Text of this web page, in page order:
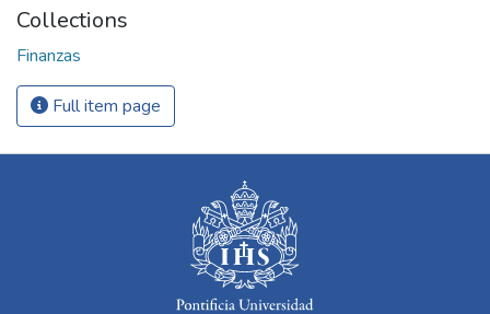
Collections
Finanzas
Full item page